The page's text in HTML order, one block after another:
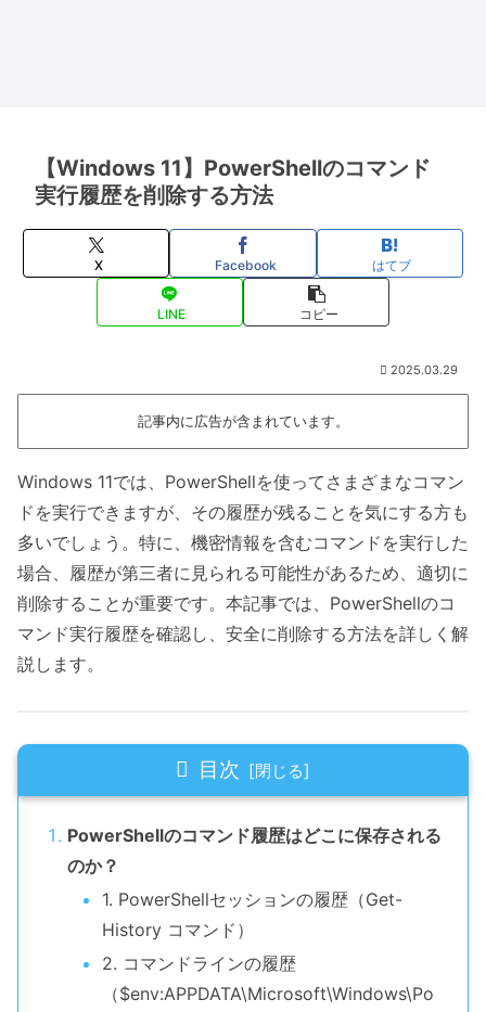
【Windows 11】PowerShellのコマンド
実行履歴を削除する方法
X Facebook はてブ
LINE コピー
2025.03.29
記事内に広告が含まれています。
Windows 11では、PowerShellを使ってさまざまなコマン
ドを実行できますが、その履歴が残ることを気にする方も
多いでしょう。特に、機密情報を含むコマンドを実行した
場合、履歴が第三者に見られる可能性があるため、適切に
削除することが重要です。本記事では、PowerShellのコ
マンド実行履歴を確認し、安全に削除する方法を詳しく解
説します。
目次
PowerShellのコマンド履歴はどこに保存される
のか？
1. PowerShellセッションの履歴（Get-
History コマンド）
2. コマンドラインの履歴
（$env:APPDATA\Microsoft\Windows\Po